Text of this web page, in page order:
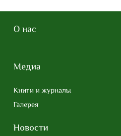
О нас
Медиа
Книги и журналы
Галерея
Новости